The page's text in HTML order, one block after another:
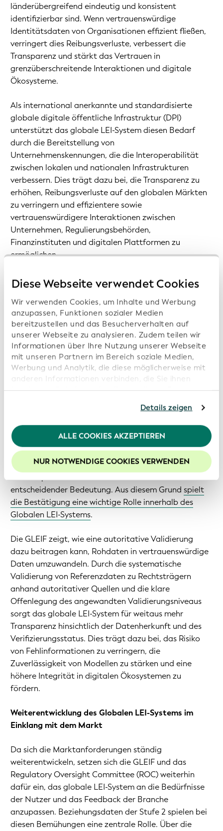
Diese Webseite verwendet Cookies
Wir verwenden Cookies, um Inhalte und Werbung
anzupassen, Funktionen sozialer Medien
bereitzustellen und das Besucherverhalten auf
unserer Webseite zu analysieren. Zudem teilen wir
Informationen über Ihre Nutzung unserer Webseite
mit unseren Partnern im Bereich soziale Medien,
Werbung und Analytik, die diese möglicherweise mit
anderen Informationen verbinden, die Sie ihnen
bereitgestellt haben oder die von diesen Partner
wurden. Sollten Sie mit der Nutzung unserer
Webseite fortfahren, stimmen Sie den von uns
verwendeten Cookies zu. Weitere Informationen
finden Sie in unsererDatenschutzerklärung.
Um die Funktionalitäten unserer Website optimal
nutzen zu können, empfehlen wir Ihnen der Nutzung
von Cookies zuzustimmen.
Details zeigen
ALLE COOKIES AKZEPTIEREN
NUR NOTWENDIGE COOKIES VERWENDEN
länderübergreifend eindeutig und konsistent
identifizierbar sind. Wenn vertrauenswürdige
Identitätsdaten von Organisationen effizient fließen,
verringert dies Reibungsverluste, verbessert die
Transparenz und stärkt das Vertrauen in
grenzüberschreitende Interaktionen und digitale
Ökosysteme.
Als international anerkannte und standardisierte
globale digitale öffentliche Infrastruktur (DPI)
unterstützt das globale LEI-System diesen Bedarf
durch die Bereitstellung von
Unternehmenskennungen, die die Interoperabilität
zwischen lokalen und nationalen Infrastrukturen
verbessern. Dies trägt dazu bei, die Transparenz zu
erhöhen, Reibungsverluste auf den globalen Märkten
zu verringern und effizientere sowie
vertrauenswürdigere Interaktionen zwischen
Unternehmen, Regulierungsbehörden,
Finanzinstituten und digitalen Plattformen zu
ermöglichen.
KI erhöht die Bedeutung vertrauenswürdiger Daten
Wichtig ist, dass Daten sowohl vertrauenswürdig als
auch interoperabel sein müssen. Da KI-Modelle und
autonome Agenten zunehmend in Betriebsabläufe
und Entscheidungsprozesse integriert werden, sind sie
auf strukturierte Eingaben und überprüfbare Daten
angewiesen, um zuverlässige Ergebnisse zu erzielen.
Sind Informationen und Daten unvollständig,
ungenau, veraltet, manipuliert oder nicht verfügbar,
können automatisierte Systeme Fehlinformationen
verstärken, Fehler verfestigen oder in großem Umfang
unzuverlässige Ergebnisse liefern.
Da es immer schwieriger wird, von KI generierte und
legitime Informationen voneinander zu unterscheiden,
entscheidender Bedeutung. Aus diesem Grund spielt
die Bestätigung eine wichtige Rolle innerhalb des
Globalen LEI-Systems.
Die GLEIF zeigt, wie eine autoritative Validierung
dazu beitragen kann, Rohdaten in vertrauenswürdige
Daten umzuwandeln. Durch die systematische
Validierung von Referenzdaten zu Rechtsträgern
anhand autoritativer Quellen und die klare
Offenlegung des angewandten Validierungsniveaus
sorgt das globale LEI-System für weitaus mehr
Transparenz hinsichtlich der Datenherkunft und des
Verifizierungsstatus. Dies trägt dazu bei, das Risiko
von Fehlinformationen zu verringern, die
Zuverlässigkeit von Modellen zu stärken und eine
höhere Integrität in digitalen Ökosystemen zu
fördern.
Weiterentwicklung des Globalen LEI-Systems im
Einklang mit dem Markt
Da sich die Marktanforderungen ständig
weiterentwickeln, setzen sich die GLEIF und das
Regulatory Oversight Committee (ROC) weiterhin
dafür ein, das globale LEI-System an die Bedürfnisse
der Nutzer und das Feedback der Branche
anzupassen. Beziehungsdaten der Stufe 2 spielen bei
diesen Bemühungen eine zentrale Rolle. Über die